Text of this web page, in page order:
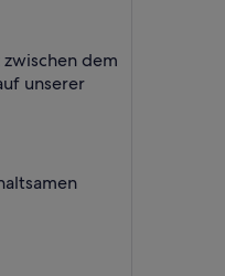
dem
unserer